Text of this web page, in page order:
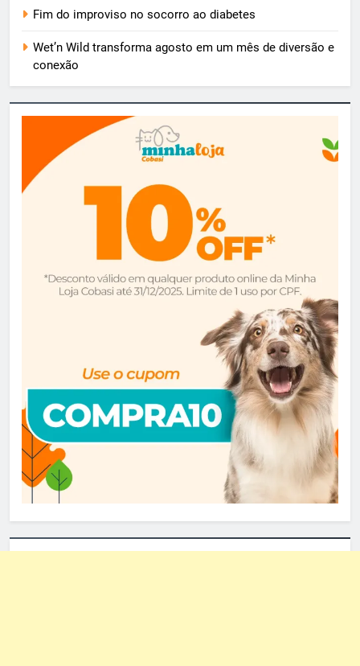
Fim do improviso no socorro ao diabetes
Wet’n Wild transforma agosto em um mês de diversão e
conexão